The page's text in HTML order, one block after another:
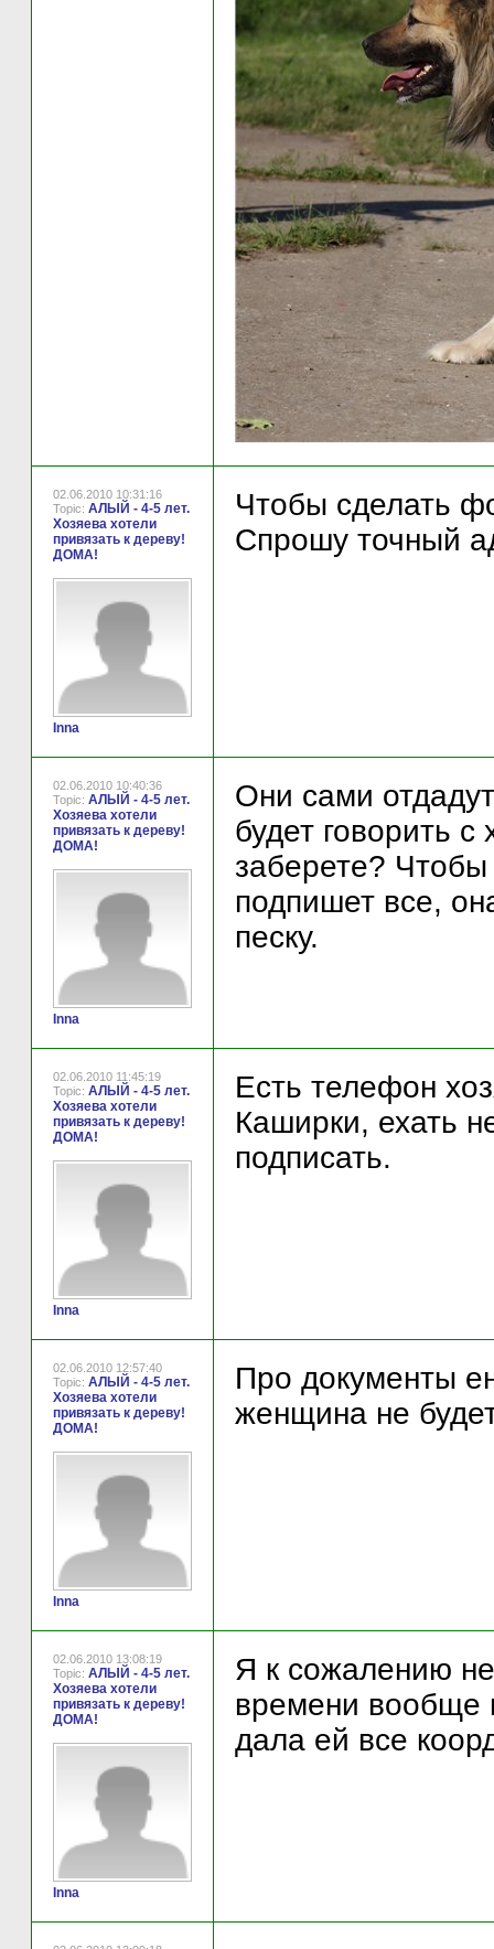
02.06.2010 10:31:16
Topic: АЛЫЙ - 4-5 лет.
Хозяева хотели
привязать к дереву!
ДОМА!
Inna
Чтобы сделать
Спрошу точный
02.06.2010 10:40:36
Topic: АЛЫЙ - 4-5 лет.
Хозяева хотели
привязать к дереву!
ДОМА!
Inna
Они сами
будет говорить с
заберете?
подпишет все,
песку.
02.06.2010 11:45:19
Topic: АЛЫЙ - 4-5 лет.
Хозяева хотели
привязать к дереву!
ДОМА!
Inna
Есть телефон
Каширки, ехать
подписать.
02.06.2010 12:57:40
Topic: АЛЫЙ - 4-5 лет.
Хозяева хотели
привязать к дереву!
ДОМА!
Inna
Про документы
женщина не
02.06.2010 13:08:19
Topic: АЛЫЙ - 4-5 лет.
Хозяева хотели
привязать к дереву!
ДОМА!
Inna
Я к сожалению
времени вообще
дала ей все